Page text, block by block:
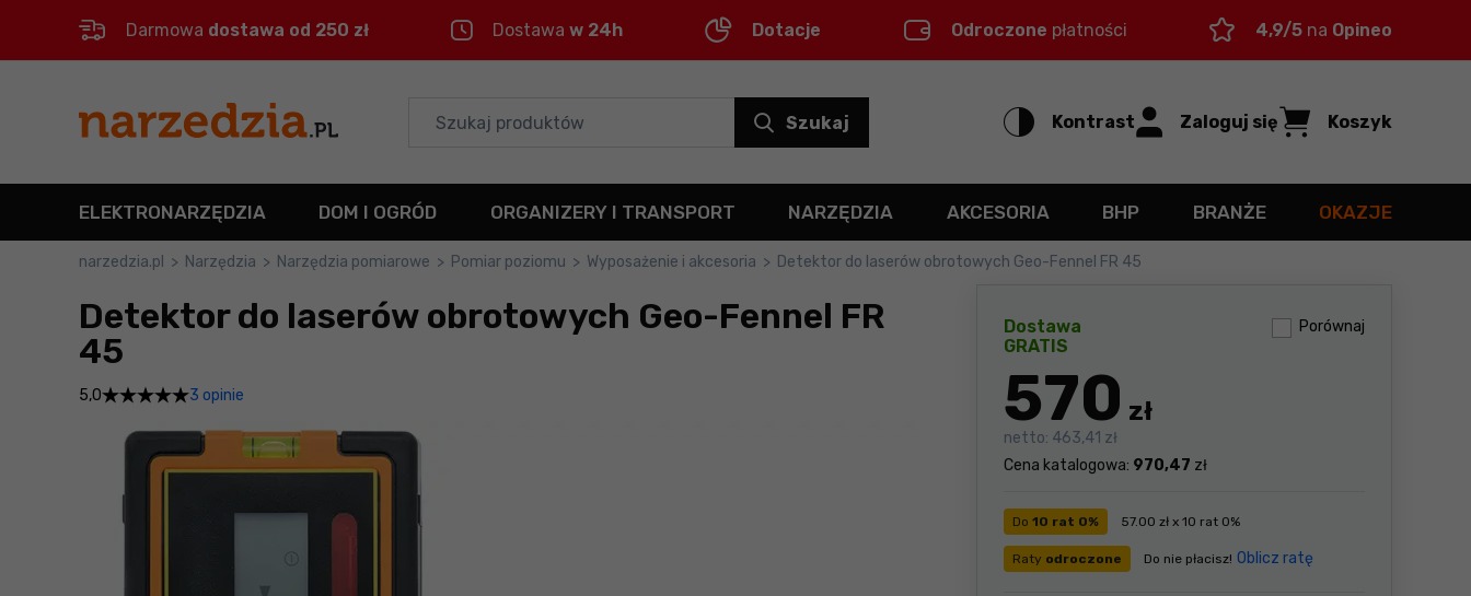
Menu główne
Informacje o produkcie
Do koszyka
Szczegółowe informacje
Mapa strony
Darmowa dostawa od 250 zł Dostawa w 24h Dotacje Odroczone płatności 4,9/5 na Opineo
Szukaj Kontrast Zaloguj się Koszyk
ELEKTRONARZĘDZIA DOM I OGRÓD ORGANIZERY I TRANSPORT NARZĘDZIA AKCESORIA BHP BRANŻE OKAZJE
narzedzia.pl > Narzędzia > Narzędzia pomiarowe > Pomiar poziomu > Wyposażenie i akcesoria > Detektor do laserów obrotowych Geo-Fennel FR 45
Detektor do laserów obrotowych Geo-Fennel FR
45
5,0 3 opinie
Dostawa
GRATIS
Porównaj
570 zł
netto: 463,41 zł
Cena katalogowa: 970,47 zł
Do 10 rat 0% 57.00 zł x 10 rat 0%
Raty odroczone Do nie płacisz! Oblicz ratę